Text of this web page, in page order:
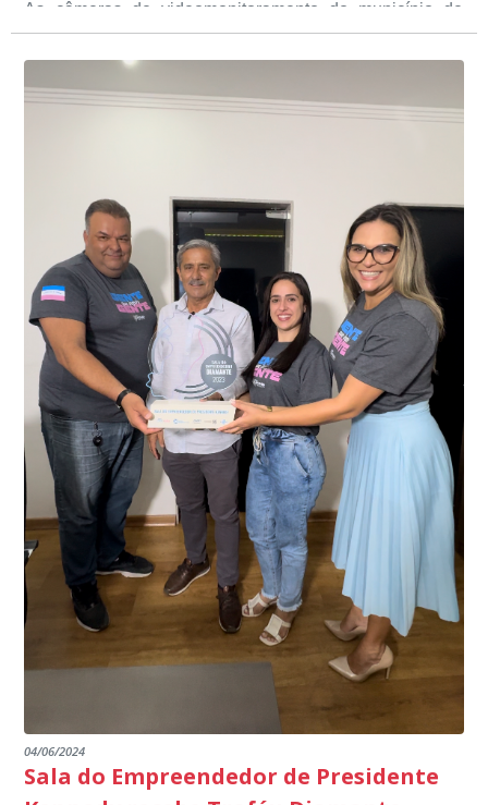
As câmeras de videomonitoramento do município de
Presidente Kennedy identificaram neste fim de semana,
01 de junho, uma motocicleta com indícios de
adulteração, imediatamente, a central de
videomonitoramento acionou a Guarda Civil Municipal,
Durante a abordagem a adulteração foi comprovada,
através da conferência do Chassi, a motocicleta, bem
conta do sistema de videomonitoramento instalado
recentemente em todo o município de Presidente
Kennedy, o sistema é integrado com outros municípios
do país, sendo possível a identificação de veículos por
meio do cruzamento de informações, nesse caso
específico, com dados de uma cidade do Estado do Rio
de Janeiro.
“Mais de 100 câmeras foram instaladas na sede e no
interior de Presidente Kennedy, garantindo mais
segurança à população, seja nas ruas, no comércio, os
produtores agropecuários. Estamos no rumo certo,
parabéns a todos os servidores que contribuem para a
segurança da nossa cidade”, destaca o prefeito Dorlei
Fontão.
04/06/2024
Sala do Empreendedor de Presidente